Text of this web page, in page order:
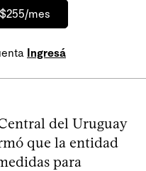
mes
Ingresá
del Uruguay
que la entidad
para